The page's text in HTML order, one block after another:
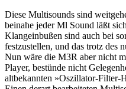
Diese Multisounds sind
beinahe jeder Ml Sound läßt
Klangeinbußen sind auch bei
festzustellen, und das trotz des
Nun wäre die M3R aber nicht
Player, bestünde nicht
altbekannten »Oszillator-Filter-